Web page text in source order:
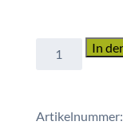
Bio
In
Artikelnummer: